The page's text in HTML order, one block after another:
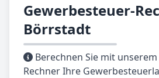
Gewerbesteuer-
Börrstadt
Berechnen Sie mit
Rechner Ihre